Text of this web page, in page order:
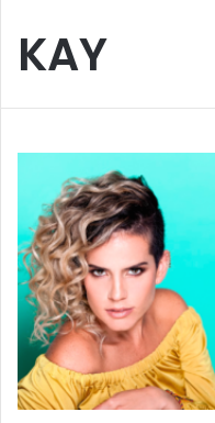
KAY